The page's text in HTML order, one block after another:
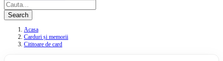
Search
Acasa
Carduri și memorii
Cititoare de card